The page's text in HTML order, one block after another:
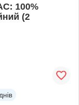
100%
(2